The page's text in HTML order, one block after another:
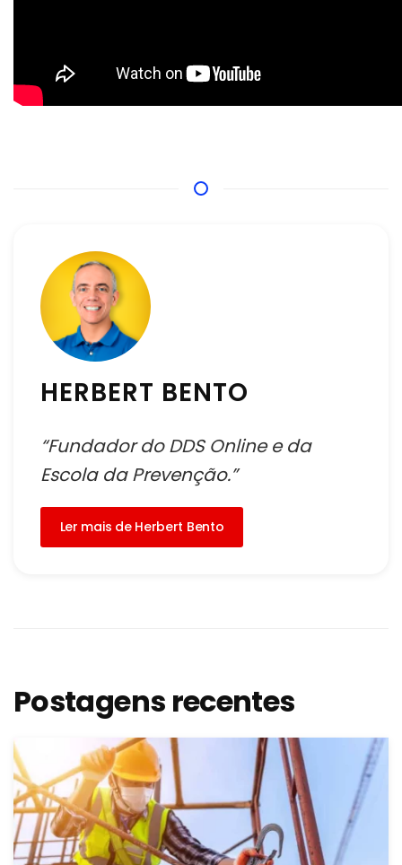
HERBERT BENTO
“Fundador do DDS Online e da
Escola da Prevenção.”
Ler mais de Herbert Bento
Postagens recentes